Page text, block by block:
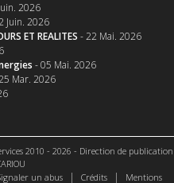
2026
Juin. 2026
ET REALITES - 22 Mai. 2026
- 05 Mai. 2026
Mar. 2026
2010 - 2026 - Direction de publication
un abus | Crédits | Mentions